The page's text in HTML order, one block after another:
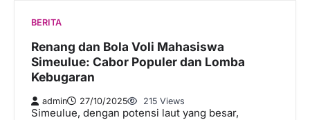
BERITA
Renang dan Bola Voli Mahasiswa
Simeulue: Cabor Populer dan Lomba
Kebugaran
admin 27/10/2025 215 Views
Simeulue, dengan potensi laut yang besar,